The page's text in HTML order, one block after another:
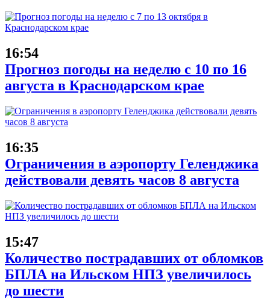
16:54
Прогноз погоды на неделю с 10 по 16
августа в Краснодарском крае
16:35
Ограничения в аэропорту Геленджика
действовали девять часов 8 августа
15:47
Количество пострадавших от обломков
БПЛА на Ильском НПЗ увеличилось
до шести